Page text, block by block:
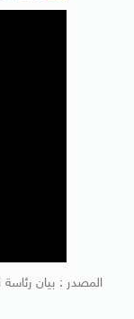
المصدر : بيان رئاسة